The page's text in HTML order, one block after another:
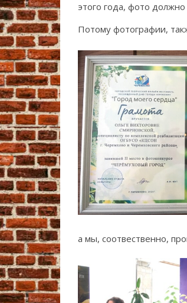
этого года, фото
Потому фотографии,
а мы, соотвественно,